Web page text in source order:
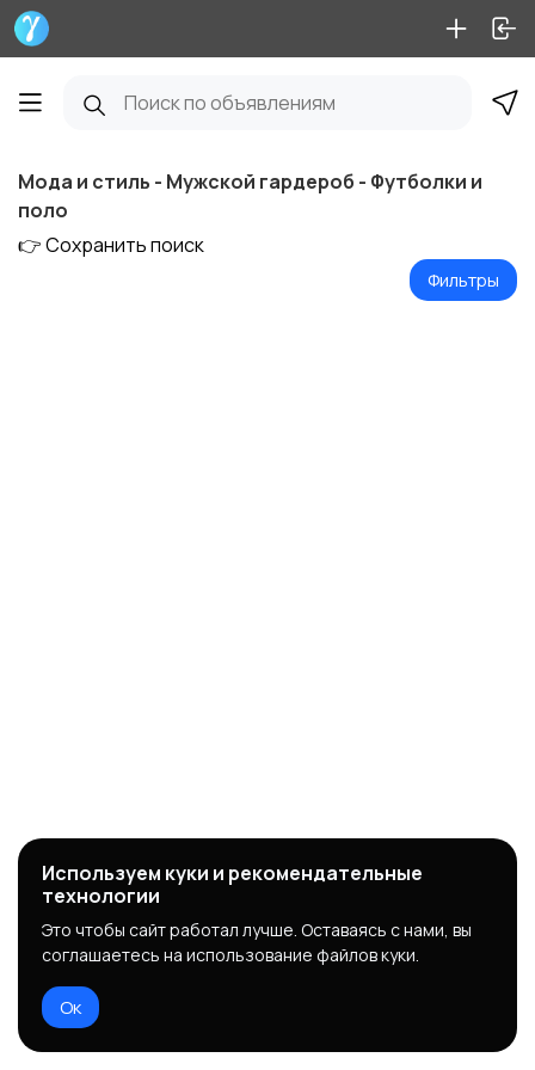
Мода и стиль - Мужской гардероб - Футболки и
поло
👉 Сохранить поиск
Фильтры
Используем куки и рекомендательные
технологии
Это чтобы сайт работал лучше. Оставаясь с нами, вы
соглашаетесь на использование файлов куки.
Ок